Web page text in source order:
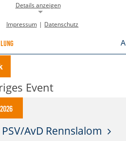
Event
AvD Rennslalom
Details anzeigen
ermöglichen die Kernfunktionalität einer
funktionieren.
gw-cookie-bgimage
DMSB
Impressum | Datenschutz